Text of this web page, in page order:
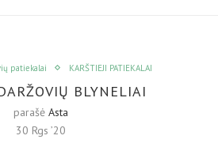
patiekalai KARŠTIEJI PATIEKALAI
BLYNELIAI
parašė Asta
30 Rgs ’20